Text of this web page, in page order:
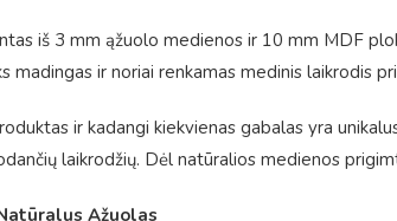
iš 3 mm ąžuolo medienos ir 10 mm MDF
madingas ir noriai renkamas medinis laikrodis
ir kadangi kiekvienas gabalas yra
laikrodžių. Dėl natūralios medienos
Ąžuolas